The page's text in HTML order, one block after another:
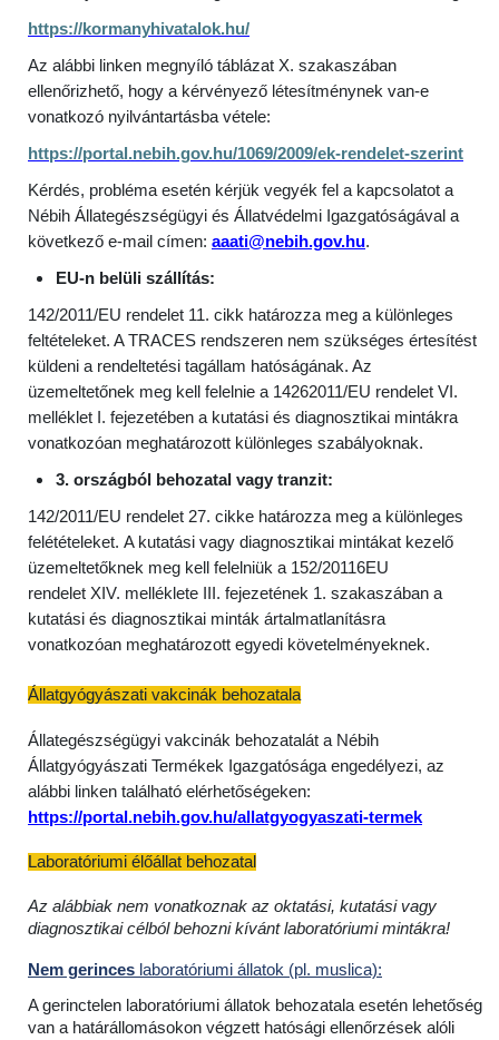
https://kormanyhivatalok.hu/
Az alábbi linken megnyíló táblázat X. szakaszában
ellenőrizhető, hogy a kérvényező létesítménynek van-e
vonatkozó nyilvántartásba vétele:
https://portal.nebih.gov.hu/1069/2009/ek-rendelet-szerint
Kérdés, probléma esetén kérjük vegyék fel a kapcsolatot a
Nébih Állategészségügyi és Állatvédelmi Igazgatóságával a
következő e-mail címen: aaati@nebih.gov.hu.
EU-n belüli szállítás:
142/2011/EU rendelet 11. cikk határozza meg a különleges
feltételeket. A TRACES rendszeren nem szükséges értesítést
küldeni a rendeltetési tagállam hatóságának. Az
üzemeltetőnek meg kell felelnie a 14262011/EU rendelet VI.
melléklet I. fejezetében a kutatási és diagnosztikai mintákra
vonatkozóan meghatározott különleges szabályoknak.
3. országból behozatal vagy tranzit:
142/2011/EU rendelet 27. cikke határozza meg a különleges
felétételeket. A kutatási vagy diagnosztikai mintákat kezelő
üzemeltetőknek meg kell felelniük a 152/20116EU
rendelet XIV. melléklete III. fejezetének 1. szakaszában a
kutatási és diagnosztikai minták ártalmatlanításra
vonatkozóan meghatározott egyedi követelményeknek.
Állatgyógyászati vakcinák behozatala
Állategészségügyi vakcinák behozatalát a Nébih
Állatgyógyászati Termékek Igazgatósága engedélyezi, az
alábbi linken található elérhetőségeken:
https://portal.nebih.gov.hu/allatgyogyaszati-termek
Laboratóriumi élőállat behozatal
Az alábbiak nem vonatkoznak az oktatási, kutatási vagy
diagnosztikai célból behozni kívánt laboratóriumi mintákra!
Nem gerinces laboratóriumi állatok (pl. muslica):
A gerinctelen laboratóriumi állatok behozatala esetén lehetőség
van a határállomásokon végzett hatósági ellenőrzések alóli